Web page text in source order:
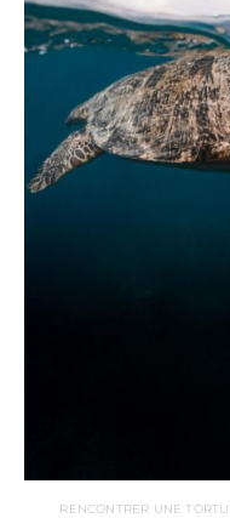
RENCONTRER UNE